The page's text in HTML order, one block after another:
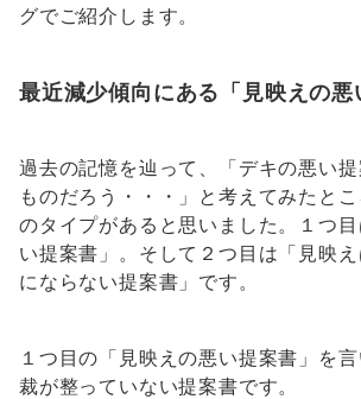
グでご紹介します。
最近減少傾向にある「見映えの悪
過去の記憶を辿って、「デキの悪い
ものだろう・・・」と考えてみたと
のタイプがあると思いました。１つ
い提案書」。そして２つ目は「見映
にならない提案書」です。
１つ目の「見映えの悪い提案書」を
裁が整っていない提案書です。